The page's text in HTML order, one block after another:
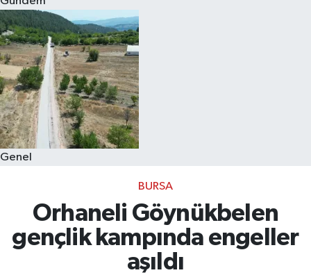
Genel
BURSA
Orhaneli Göynükbelen
gençlik kampında engeller
aşıldı
Eğitim
Sağlık
Dünya
Magazin
Kültür & Sanat
Teknoloji